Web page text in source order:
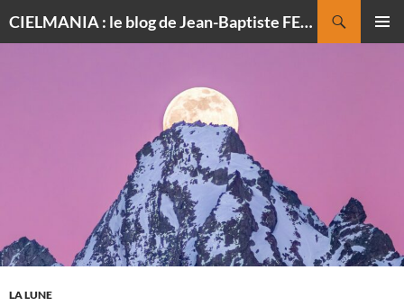
CIELMANIA : le blog de Jean-Baptiste FELDMANN, photographe du ciel
LA LUNE